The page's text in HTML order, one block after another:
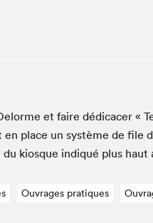
du Salon du livre
et faire dédi­cac­er «
place un sys­tème de file
du kiosque indiqué plus haut
Ouvrages pratiques